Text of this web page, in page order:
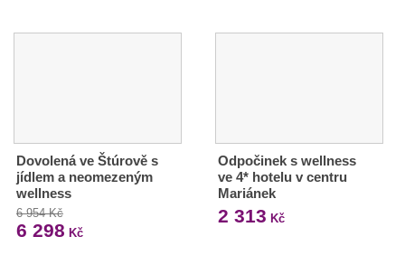
Dovolená ve Štúrově s
jídlem a neomezeným
wellness
6 954 Kč
6 298 Kč
Odpočinek s wellness
ve 4* hotelu v centru
Mariánek
2 313 Kč